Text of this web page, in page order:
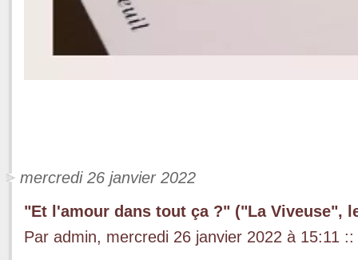
mercredi 26 janvier 2022
"Et l'amour dans tout ça ?" ("La Viveuse",
Par admin, mercredi 26 janvier 2022 à 15:11 ::